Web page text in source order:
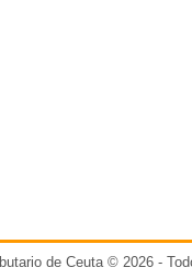
de Ceuta © 2026 -